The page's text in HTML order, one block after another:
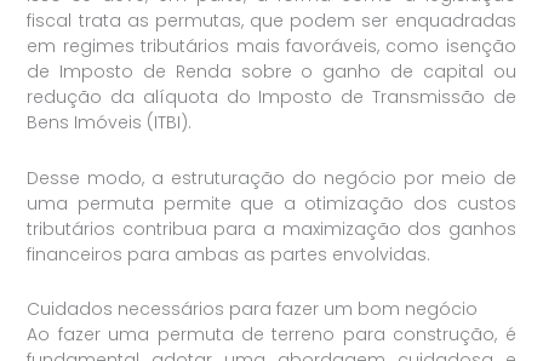
fiscal trata as permutas, que podem ser enquadradas
em regimes tributários mais favoráveis, como isenção
de Imposto de Renda sobre o ganho de capital ou
redução da alíquota do Imposto de Transmissão de
Bens Imóveis (ITBI).
Desse modo, a estruturação do negócio por meio de
uma permuta permite que a otimização dos custos
tributários contribua para a maximização dos ganhos
financeiros para ambas as partes envolvidas.
Cuidados necessários para fazer um bom negócio
Ao fazer uma permuta de terreno para construção, é